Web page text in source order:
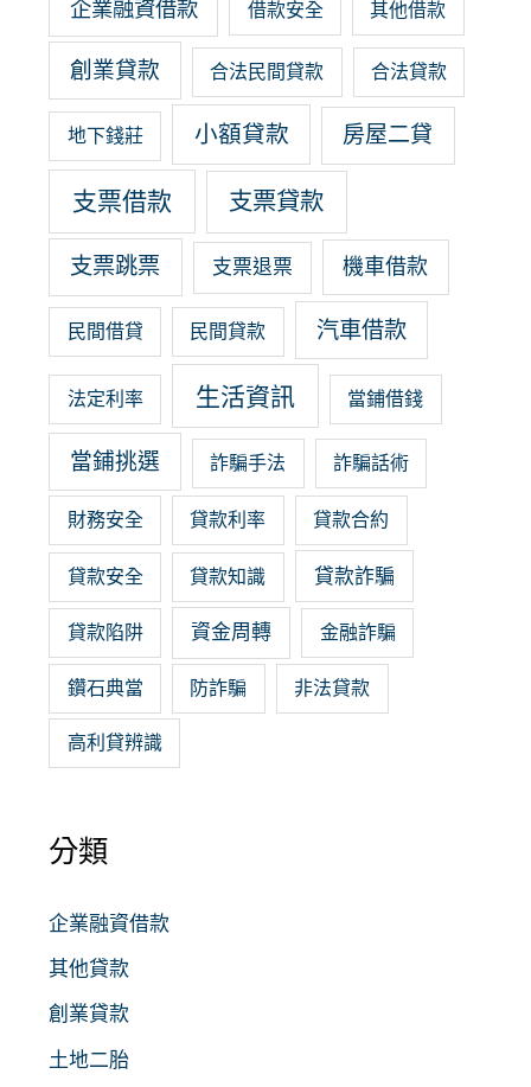
企業融資借款 借款安全 其他借款
創業貸款 合法民間貸款 合法貸款
地下錢莊 小額貸款 房屋二貸
支票借款 支票貸款
支票跳票 支票退票 機車借款
民間借貸 民間貸款 汽車借款
法定利率 生活資訊 當鋪借錢
當鋪挑選 詐騙手法 詐騙話術
財務安全 貸款利率 貸款合約
貸款安全 貸款知識 貸款詐騙
貸款陷阱 資金周轉 金融詐騙
鑽石典當 防詐騙 非法貸款
高利貸辨識
分類
企業融資借款
其他貸款
創業貸款
土地二胎